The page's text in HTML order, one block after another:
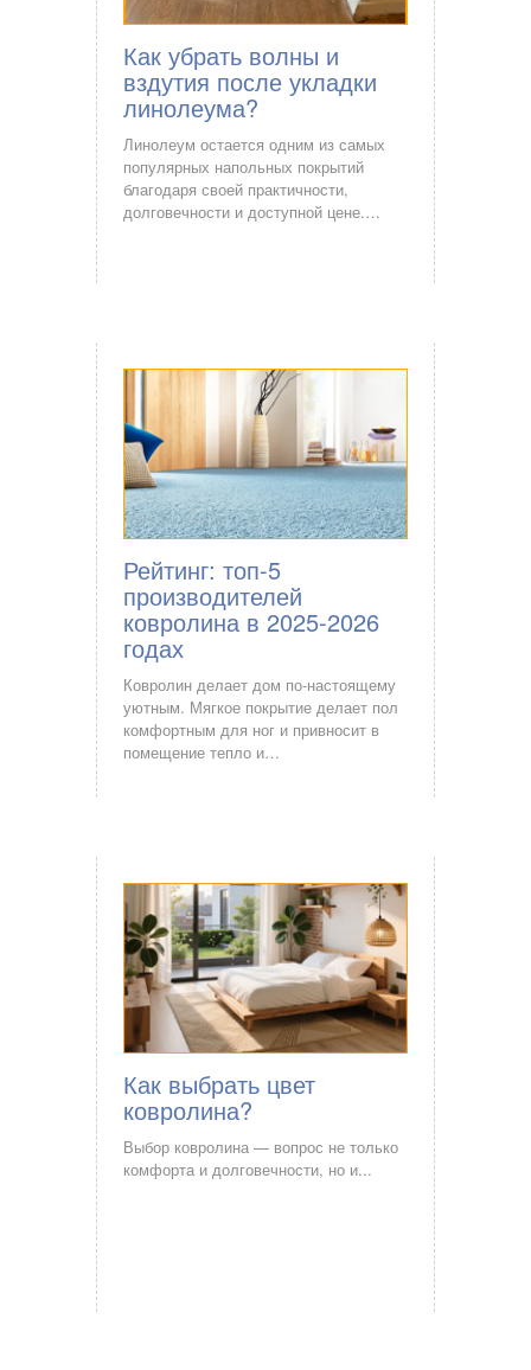
Как убрать волны и
вздутия после укладки
линолеума?
Линолеум остается одним из самых
популярных напольных покрытий
благодаря своей практичности,
долговечности и доступной цене.…
Рейтинг: топ-5
производителей
ковролина в 2025-2026
годах
Ковролин делает дом по-настоящему
уютным. Мягкое покрытие делает пол
комфортным для ног и привносит в
помещение тепло и…
Как выбрать цвет
ковролина?
Выбор ковролина — вопрос не только
комфорта и долговечности, но и...